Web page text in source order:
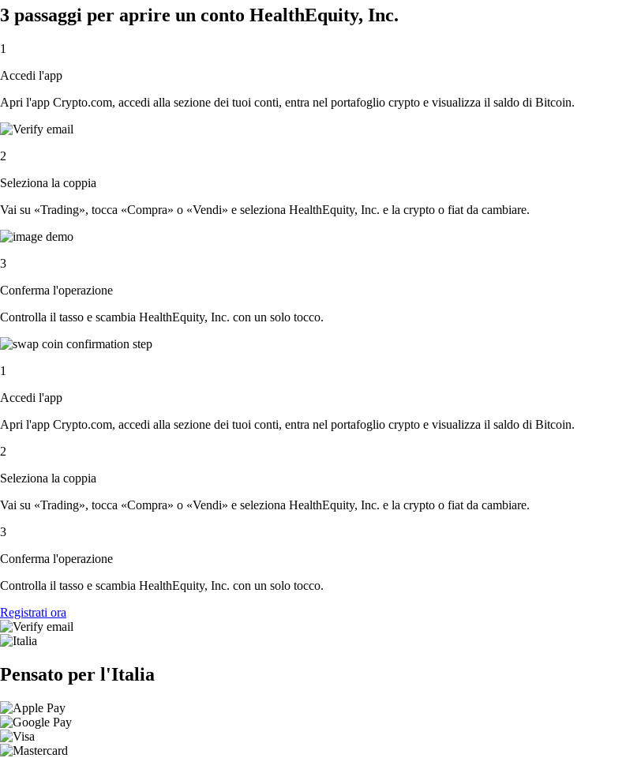
3 passaggi per aprire un conto HealthEquity, Inc.
1
Accedi l'app
Apri l'app Crypto.com, accedi alla sezione dei tuoi conti, entra nel portafoglio crypto e visualizza il saldo di Bitcoin.
2
Seleziona la coppia
Vai su «Trading», tocca «Compra» o «Vendi» e seleziona HealthEquity, Inc. e la crypto o fiat da cambiare.
3
Conferma l'operazione
Controlla il tasso e scambia HealthEquity, Inc. con un solo tocco.
1
Accedi l'app
Apri l'app Crypto.com, accedi alla sezione dei tuoi conti, entra nel portafoglio crypto e visualizza il saldo di Bitcoin.
2
Seleziona la coppia
Vai su «Trading», tocca «Compra» o «Vendi» e seleziona HealthEquity, Inc. e la crypto o fiat da cambiare.
3
Conferma l'operazione
Controlla il tasso e scambia HealthEquity, Inc. con un solo tocco.
Registrati ora
Pensato per l'Italia